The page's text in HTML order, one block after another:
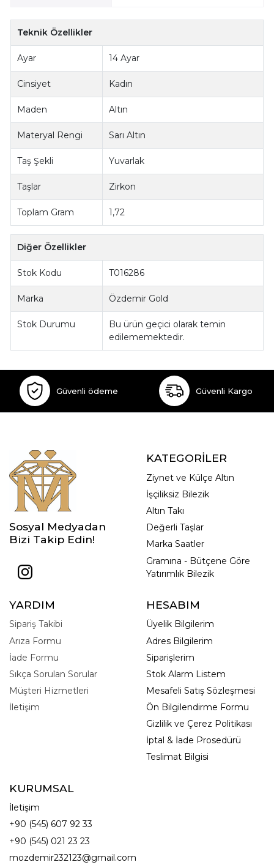
Teknik Özellikler
Ayar 14 Ayar
Cinsiyet Kadın
Maden Altın
Materyal Rengi Sarı Altın
Taş Şekli Yuvarlak
Taşlar Zirkon
Toplam Gram 1,72
Diğer Özellikler
Stok Kodu T016286
Marka Özdemir Gold
Stok Durumu
Bu ürün geçici olarak temin
edilememektedir.
Güvenli ödeme Güvenli Kargo
Sosyal Medyadan
Bizi Takip Edin!
KATEGORİLER
Ziynet ve Külçe Altın
İşçiliksiz Bilezik
Altın Takı
Değerli Taşlar
Marka Saatler
Gramına - Bütçene Göre
Yatırımlık Bilezik
YARDIM
Sipariş Takibi
Arıza Formu
İade Formu
Sıkça Sorulan Sorular
Müşteri Hizmetleri
İletişim
HESABIM
Üyelik Bilgilerim
Adres Bilgilerim
Siparişlerim
Stok Alarm Listem
Mesafeli Satış Sözleşmesi
Ön Bilgilendirme Formu
Gizlilik ve Çerez Politikası
İptal & İade Prosedürü
Teslimat Bilgisi
KURUMSAL
İletişim
+90 (545) 607 92 33
+90 (545) 021 23 23
mozdemir232123@gmail.com